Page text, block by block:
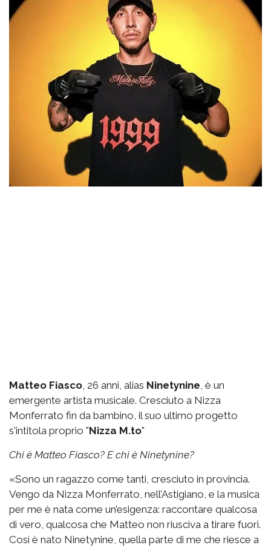
Matteo Fiasco, 26 anni, alias Ninetynine, è un
emergente artista musicale. Cresciuto a Nizza
Monferrato fin da bambino, il suo ultimo progetto
s'intitola proprio "Nizza M.to"
Chi è Matteo Fiasco? E chi è Ninetynine?
«Sono un ragazzo come tanti, cresciuto in provincia.
Vengo da Nizza Monferrato, nell’Astigiano, e la musica
per me è nata come un’esigenza: raccontare qualcosa
di vero, qualcosa che Matteo non riusciva a tirare fuori.
Così è nato Ninetynine, quella parte di me che riesce a